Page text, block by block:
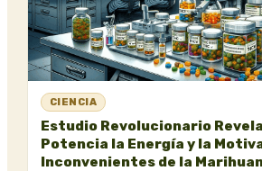
CIENCIA
Estudio Revolucionario Revela
Potencia la Energía y la
Inconvenientes de la